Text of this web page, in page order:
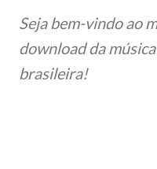
Seja bem-vindo ao
download da
brasileira!